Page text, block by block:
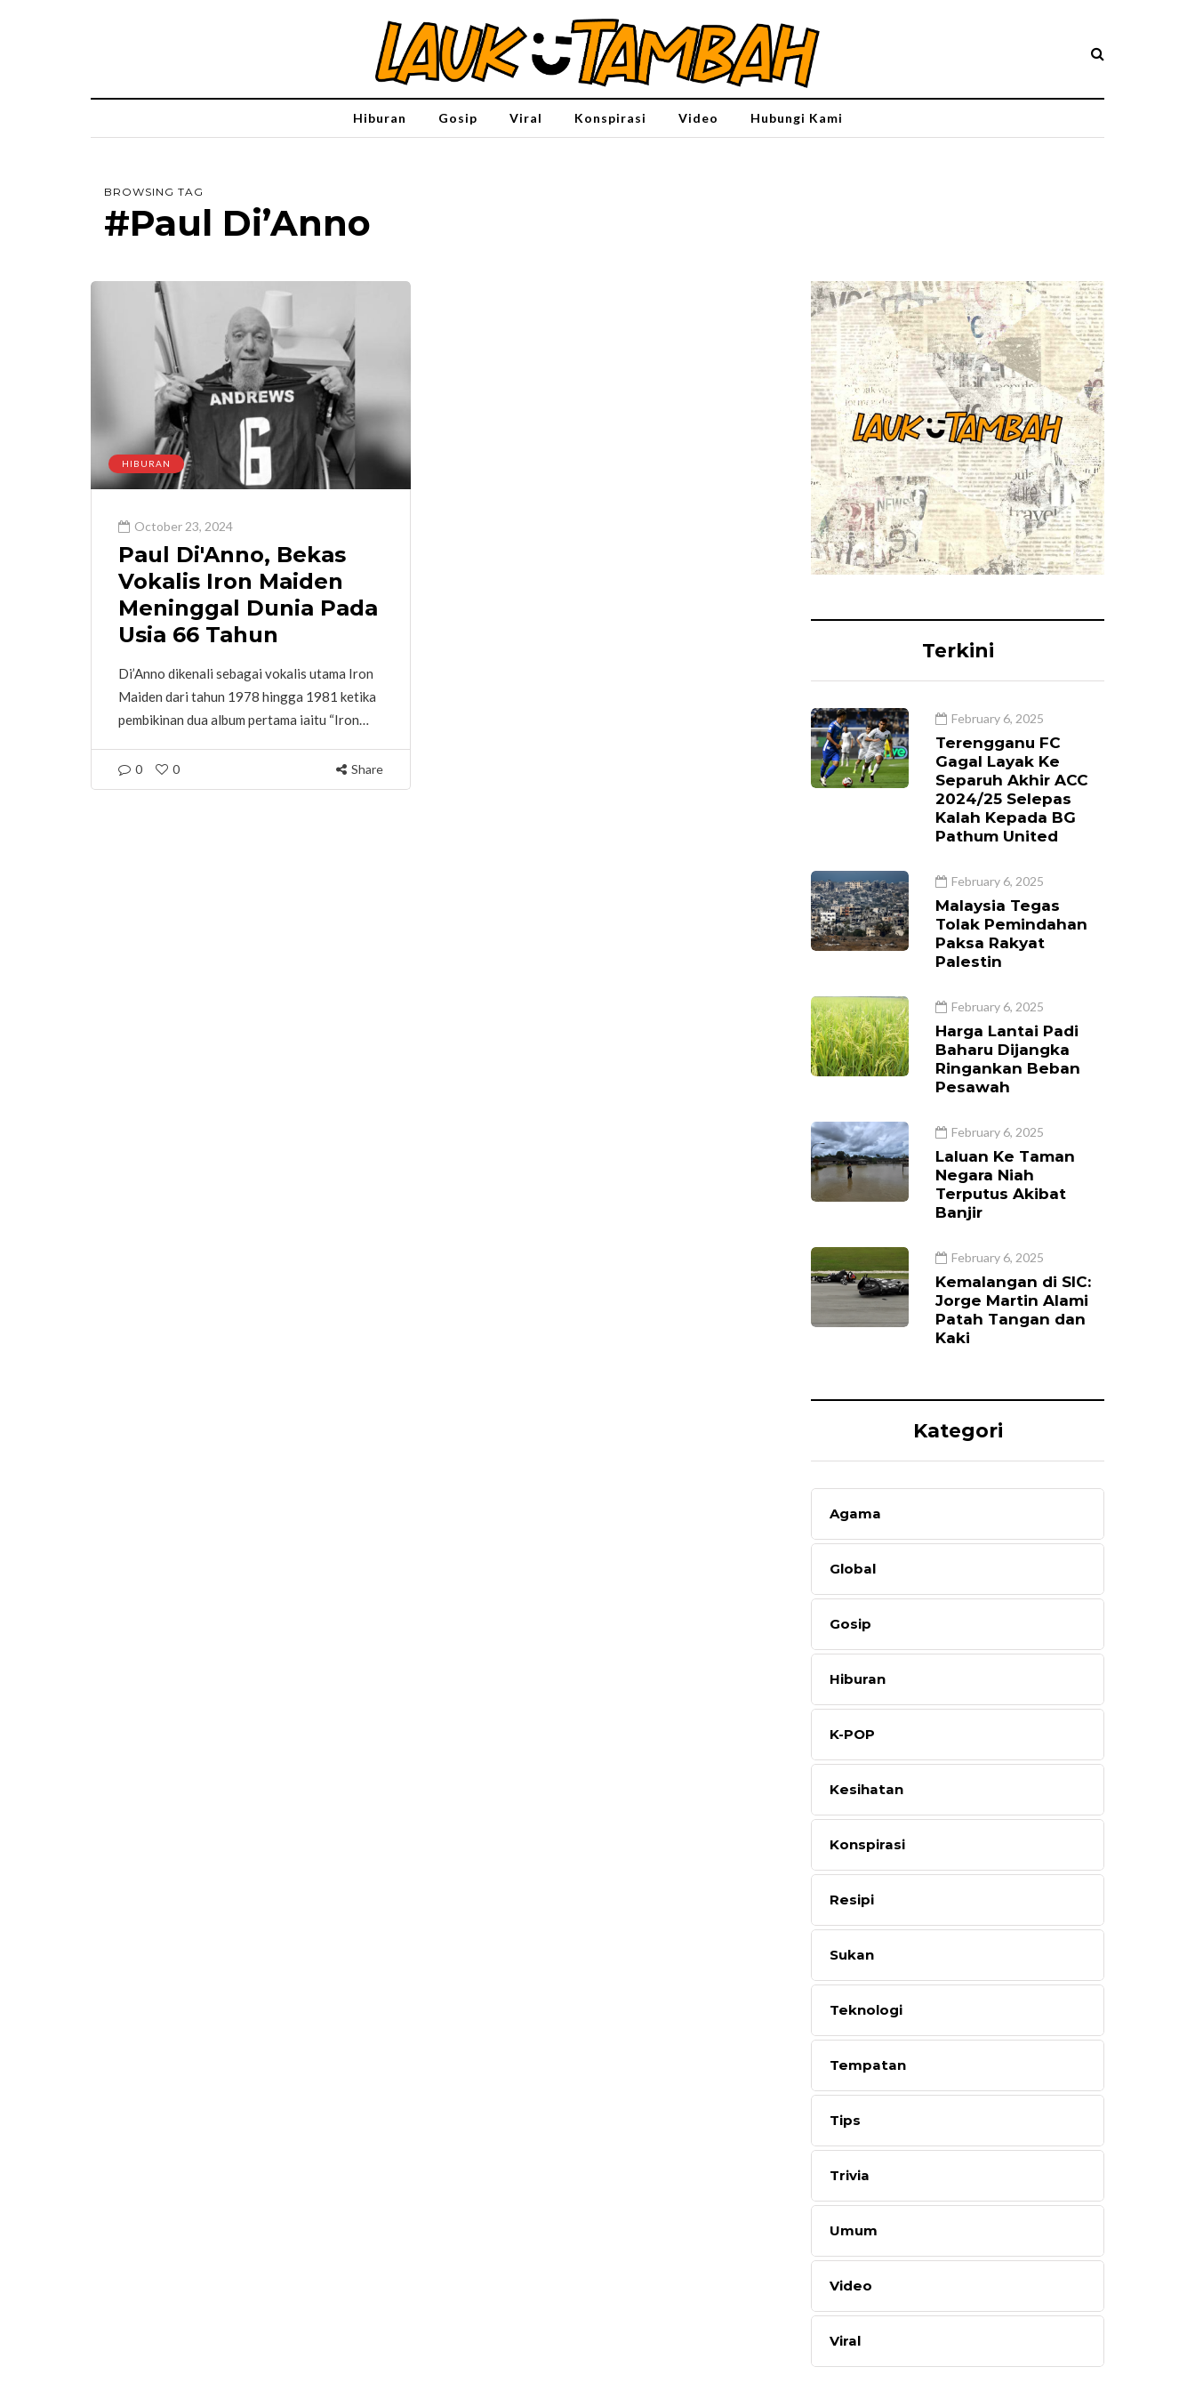
Hiburan Gosip Viral Konspirasi Video Hubungi Kami
BROWSING TAG
#Paul Di’Anno
HIBURAN
October 23, 2024
Paul Di'Anno, Bekas
Vokalis Iron Maiden
Meninggal Dunia Pada
Usia 66 Tahun
Di’Anno dikenali sebagai vokalis utama Iron
Maiden dari tahun 1978 hingga 1981 ketika
pembikinan dua album pertama iaitu “Iron…
0 0 Share
Terkini
February 6, 2025
Terengganu FC
Gagal Layak Ke
Separuh Akhir ACC
2024/25 Selepas
Kalah Kepada BG
Pathum United
February 6, 2025
Malaysia Tegas
Tolak Pemindahan
Paksa Rakyat
Palestin
February 6, 2025
Harga Lantai Padi
Baharu Dijangka
Ringankan Beban
Pesawah
February 6, 2025
Laluan Ke Taman
Negara Niah
Terputus Akibat
Banjir
February 6, 2025
Kemalangan di SIC:
Jorge Martin Alami
Patah Tangan dan
Kaki
Kategori
Agama
Global
Gosip
Hiburan
K-POP
Kesihatan
Konspirasi
Resipi
Sukan
Teknologi
Tempatan
Tips
Trivia
Umum
Video
Viral